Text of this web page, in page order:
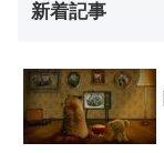
新着記事